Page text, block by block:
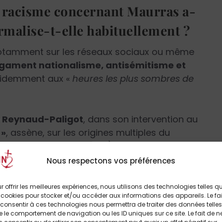
Nous respectons vos préférences
offrir les meilleures expériences, nous utilisons des technologies telles
pour stocker et/ou accéder aux informations des appareils. Le
à ces technologies nous permettra de traiter des données telles
le comportement de navigation ou les ID uniques sur ce site. Le fait de
concernant Maurras a-
t-elle habituellement ?
sur les réseaux sociaux ou même
nationalisme, antisémitisme et
aux « heures les plus sombres de
Reynaud-Paligot, dans son intervention au
, assène, sur les origines multiples du
celto-gaulois, franc) : «
lui donne des fondements
fourni par chacun de ses éléments, tout
sont attachées. »
qu’elle donne montrent au contraire que